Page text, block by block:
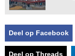
Deel op Facebook
Deel op Threads